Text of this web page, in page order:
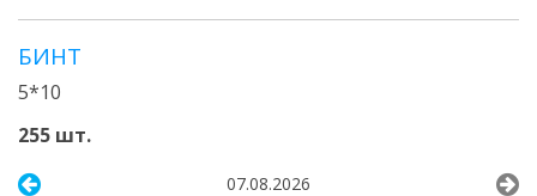
БИНТ
5*10
255 шт.
07.08.2026